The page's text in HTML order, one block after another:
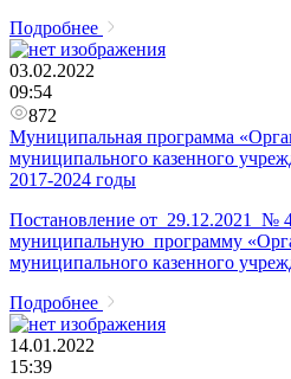
Подробнее
03.02.2022
09:54
872
Муниципальная программа
муниципального казенного
2017-2024 годы
Постановление от 29.12.2021 №
муниципальную программу
муниципального казенного
Подробнее
14.01.2022
15:39